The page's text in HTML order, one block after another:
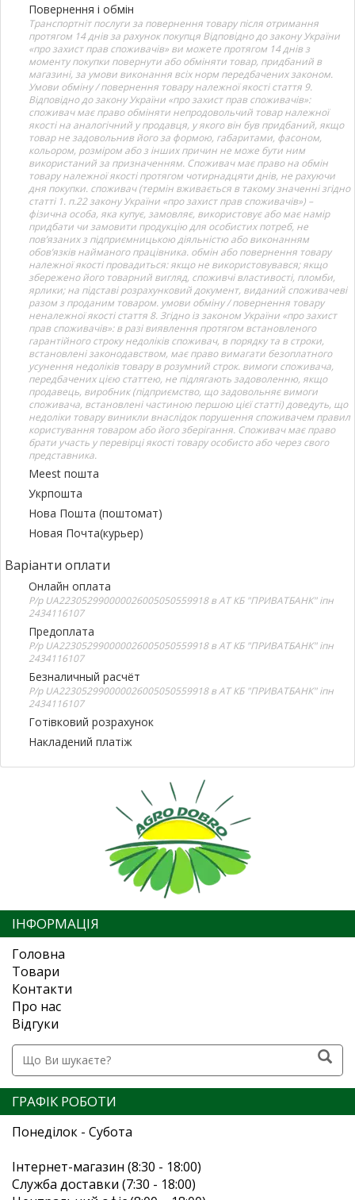
Повернення і обмін
Транспортніт послуги за повернення товару після отримання
протягом 14 днів за рахунок покупця Відповідно до закону України
«про захист прав споживачів» ви можете протягом 14 днів з
моменту покупки повернути або обміняти товар, придбаний в
магазині, за умови виконання всіх норм передбачених законом.
Умови обміну / повернення товару належної якості стаття 9.
Відповідно до закону України «про захист прав споживачів»:
споживач має право обміняти непродовольчий товар належної
якості на аналогічний у продавця, у якого він був придбаний, якщо
товар не задовольнив його за формою, габаритами, фасоном,
кольором, розміром або з інших причин не може бути ним
використаний за призначенням. Споживач має право на обмін
товару належної якості протягом чотирнадцяти днів, не рахуючи
дня покупки. споживач (термін вживається в такому значенні згідно
статті 1. п.22 закону України «про захист прав споживачів») –
фізична особа, яка купує, замовляє, використовує або має намір
придбати чи замовити продукцію для особистих потреб, не
пов’язаних з підприємницькою діяльністю або виконанням
обов’язків найманого працівника. обмін або повернення товару
належної якості провадиться: якщо не використовувався; якщо
збережено його товарний вигляд, споживчі властивості, пломби,
ярлики; на підставі розрахунковий документ, виданий споживачеві
разом з проданим товаром. умови обміну / повернення товару
неналежної якості стаття 8. Згідно із законом України «про захист
прав споживачів»: в разі виявлення протягом встановленого
гарантійного строку недоліків споживач, в порядку та в строки,
встановлені законодавством, має право вимагати безоплатного
усунення недоліків товару в розумний строк. вимоги споживача,
передбачених цією статтею, не підлягають задоволенню, якщо
продавець, виробник (підприємство, що задовольняє вимоги
споживача, встановлені частиною першою цієї статті) доведуть, що
недоліки товару виникли внаслідок порушення споживачем правил
користування товаром або його зберігання. Споживач має право
брати участь у перевірці якості товару особисто або через свого
представника.
Meest пошта
Укрпошта
Нова Пошта (поштомат)
Новая Почта(курьер)
Варіанти оплати
Онлайн оплата
Р/р UA223052990000026005050559918 в АТ КБ "ПРИВАТБАНК" іпн
2434116107
Предоплата
Р/р UA223052990000026005050559918 в АТ КБ "ПРИВАТБАНК" іпн
2434116107
Безналичный расчёт
Р/р UA223052990000026005050559918 в АТ КБ "ПРИВАТБАНК" іпн
2434116107
Готівковий розрахунок
Накладений платіж
ІНФОРМАЦІЯ
Головна
Товари
Контакти
Про нас
Відгуки
ГРАФІК РОБОТИ
Понеділок - Субота
Інтернет-магазин (8:30 - 18:00)
Служба доставки (7:30 - 18:00)